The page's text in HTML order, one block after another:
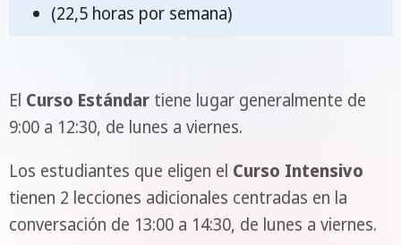
(22,5 horas por semana)
El Curso Estándartiene lugar generalmente de
9:00 a 12:30, de lunes a viernes.
Los estudiantes que eligen el Curso Intensivo
tienen 2 lecciones adicionales centradas en la
conversación de 13:00 a 14:30, de lunes a viernes.